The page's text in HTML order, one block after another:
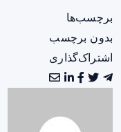
برچسب‌ها
بدون برچسب
اشتراک‌گذاری